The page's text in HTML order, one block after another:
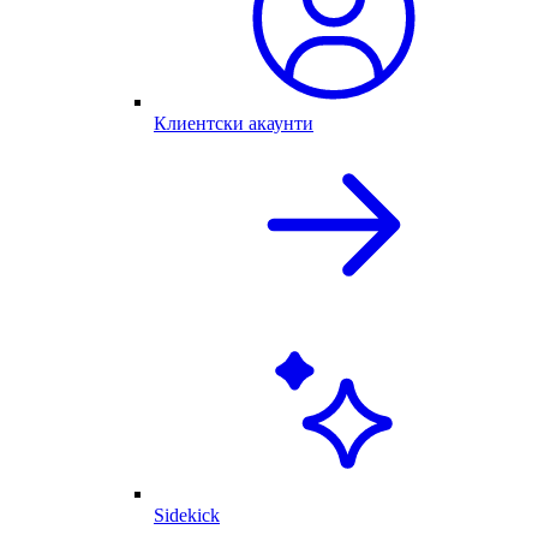
Клиентски акаунти
Sidekick